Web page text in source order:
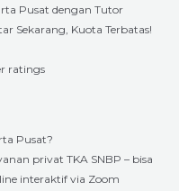
Pusat dengan Tutor
Sekarang, Kuota Terbatas!
ratings
Pusat?
privat TKA SNBP – bisa
interaktif via Zoom